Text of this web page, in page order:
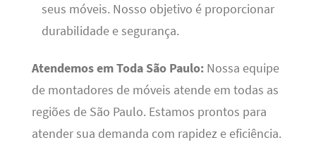
seus móveis. Nosso objetivo é proporcionar
durabilidade e segurança.
Atendemos em Toda São Paulo:Nossa equipe
de montadores de móveis atende em todas as
regiões de São Paulo. Estamos prontos para
atender sua demanda com rapidez e eficiência.